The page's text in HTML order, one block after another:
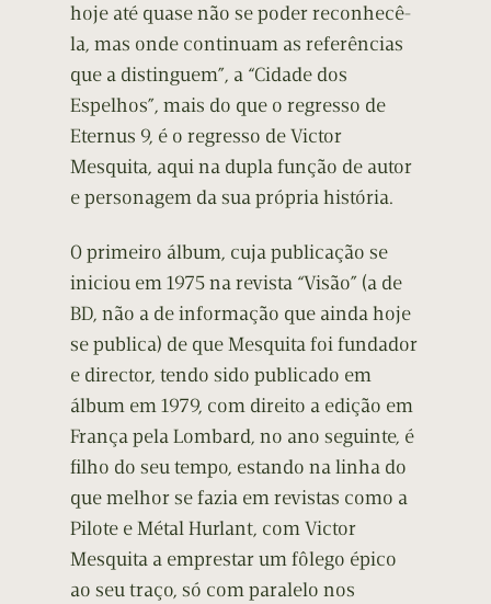
hoje até quase não se poder reconhecê-
la, mas onde continuam as referências
que a distinguem”, a “Cidade dos
Espelhos”, mais do que o regresso de
Eternus 9, é o regresso de Victor
Mesquita, aqui na dupla função de autor
e personagem da sua própria história.
O primeiro álbum, cuja publicação se
iniciou em 1975 na revista “Visão” (a de
BD, não a de informação que ainda hoje
se publica) de que Mesquita foi fundador
e director, tendo sido publicado em
álbum em 1979, com direito a edição em
França pela Lombard, no ano seguinte, é
filho do seu tempo, estando na linha do
que melhor se fazia em revistas como a
Pilote e Métal Hurlant, com Victor
Mesquita a emprestar um fôlego épico
ao seu traço, só com paralelo nos